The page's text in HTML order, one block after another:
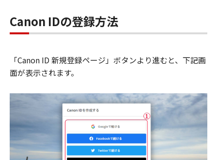
Canon IDの登録方法
「Canon ID 新規登録ページ」ボタンより進むと、下記画
面が表示されます。